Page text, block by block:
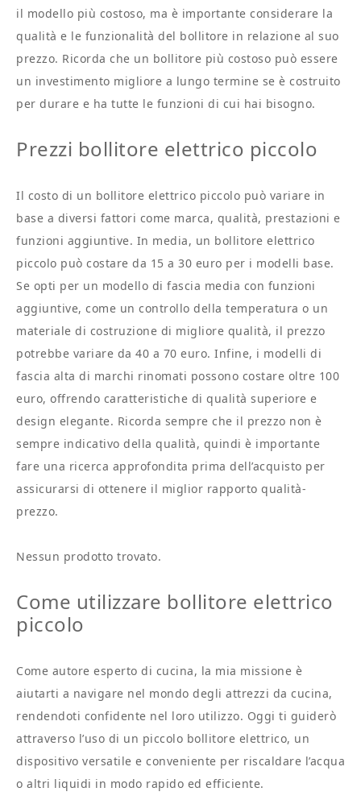
il modello più costoso, ma è importante considerare la
qualità e le funzionalità del bollitore in relazione al suo
prezzo. Ricorda che un bollitore più costoso può essere
un investimento migliore a lungo termine se è costruito
per durare e ha tutte le funzioni di cui hai bisogno.
Prezzi bollitore elettrico piccolo
Il costo di un bollitore elettrico piccolo può variare in
base a diversi fattori come marca, qualità, prestazioni e
funzioni aggiuntive. In media, un bollitore elettrico
piccolo può costare da 15 a 30 euro per i modelli base.
Se opti per un modello di fascia media con funzioni
aggiuntive, come un controllo della temperatura o un
materiale di costruzione di migliore qualità, il prezzo
potrebbe variare da 40 a 70 euro. Infine, i modelli di
fascia alta di marchi rinomati possono costare oltre 100
euro, offrendo caratteristiche di qualità superiore e
design elegante. Ricorda sempre che il prezzo non è
sempre indicativo della qualità, quindi è importante
fare una ricerca approfondita prima dell’acquisto per
assicurarsi di ottenere il miglior rapporto qualità-
prezzo.
Nessun prodotto trovato.
Come utilizzare bollitore elettrico
piccolo
Come autore esperto di cucina, la mia missione è
aiutarti a navigare nel mondo degli attrezzi da cucina,
rendendoti confidente nel loro utilizzo. Oggi ti guiderò
attraverso l’uso di un piccolo bollitore elettrico, un
dispositivo versatile e conveniente per riscaldare l’acqua
o altri liquidi in modo rapido ed efficiente.